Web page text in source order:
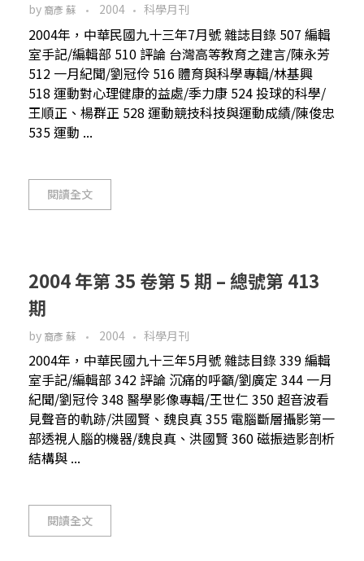
by 裔彥 蘇 2004 科學月刊
2004年，中華民國九十三年7月號 雜誌目錄 507 編輯
室手記/編輯部 510 評論 台灣高等教育之建言/陳永芳
512 一月紀聞/劉冠伶 516 體育與科學專輯/林基興
518 運動對心理健康的益處/季力康 524 投球的科學/
王順正、楊群正 528 運動競技科技與運動成績/陳俊忠
535 運動 ...
閱讀全文
2004 年第 35 卷第 5 期 – 總號第 413
期
by 裔彥 蘇 2004 科學月刊
2004年，中華民國九十三年5月號 雜誌目錄 339 編輯
室手記/編輯部 342 評論 沉痛的呼籲/劉廣定 344 一月
紀聞/劉冠伶 348 醫學影像專輯/王世仁 350 超音波看
見聲音的軌跡/洪國賢、魏良真 355 電腦斷層攝影第一
部透視人腦的機器/魏良真、洪國賢 360 磁振造影剖析
結構與 ...
閱讀全文